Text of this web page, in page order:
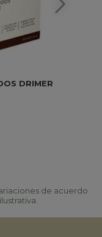
DRIMER
de acuerdo